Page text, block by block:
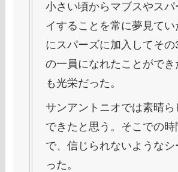
小さい頃からマブスやスパ
イすることを常に夢見て
にスパーズに加入してその
の一員になれたことができ
も光栄だった。
サンアントニオでは素晴
できたと思う。そこでの時
で、信じられないようなシ
った。